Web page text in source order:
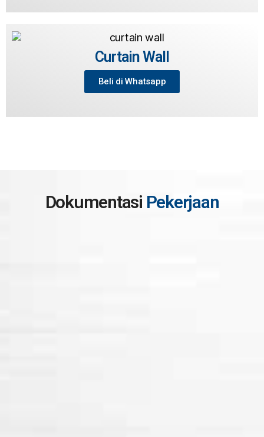
Curtain Wall
Beli di Whatsapp
Dokumentasi Pekerjaan